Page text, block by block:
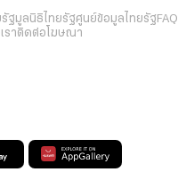
ฐมูลนิธิไทยรัฐศูนย์ข้อมูลไทยรัฐFAQ
ราติดต่อโฆษณา